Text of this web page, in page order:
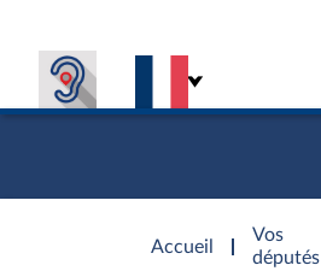
Accueil
d'accueil
Vos
députés